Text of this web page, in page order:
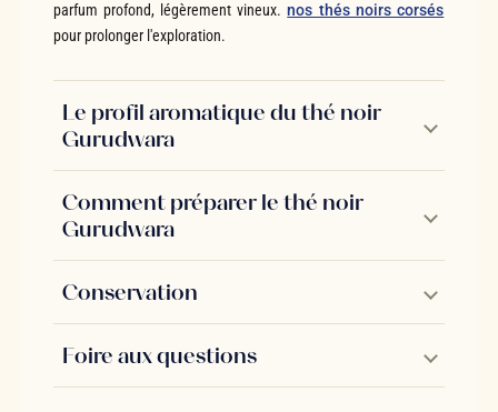
parfum profond, légèrement vineux.nos thés noirs corsés
pour prolonger l'exploration.
Le profil aromatique du thé noir
Gurudwara
Comment préparer le thé noir
Gurudwara
Conservation
Foire aux questions